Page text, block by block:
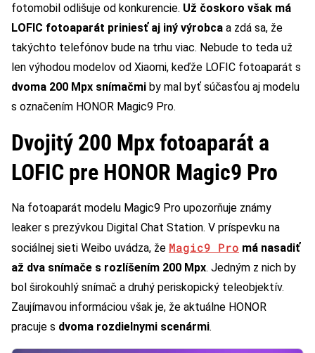
fotomobil odlišuje od konkurencie. Už čoskoro však má
LOFIC fotoaparát priniesť aj iný výrobca a zdá sa, že
takýchto telefónov bude na trhu viac. Nebude to teda už
len výhodou modelov od Xiaomi, keďže LOFIC fotoaparát s
dvoma 200 Mpx snímačmi by mal byť súčasťou aj modelu
s označením HONOR Magic9 Pro.
Dvojitý 200 Mpx fotoaparát a
LOFIC pre HONOR Magic9 Pro
Na fotoaparát modelu Magic9 Pro upozorňuje známy
leaker s prezývkou Digital Chat Station. V príspevku na
sociálnej sieti Weibo uvádza, že Magic9 Pro má nasadiť
až dva snímače s rozlíšením 200 Mpx. Jedným z nich by
bol širokouhlý snímač a druhý periskopický teleobjektív.
Zaujímavou informáciou však je, že aktuálne HONOR
pracuje s dvoma rozdielnymi scenármi.